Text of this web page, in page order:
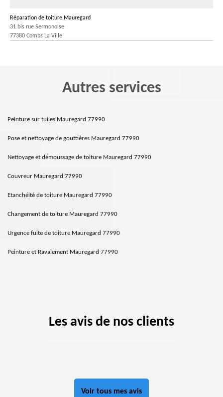
Réparation de toiture Mauregard
31 bis rue Sermonoise
77380 Combs La Ville
Autres services
Peinture sur tuiles Mauregard 77990
Pose et nettoyage de gouttières Mauregard 77990
Nettoyage et démoussage de toiture Mauregard 77990
Couvreur Mauregard 77990
Etanchéité de toiture Mauregard 77990
Changement de toiture Mauregard 77990
Urgence fuite de toiture Mauregard 77990
Peinture et Ravalement Mauregard 77990
Les avis de nos clients
Voir tous mes avis